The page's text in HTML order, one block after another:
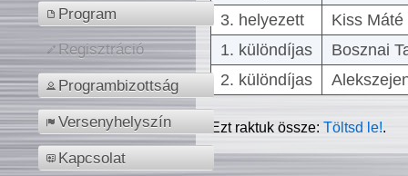
Program
Regisztráció
Programbizottság
Versenyhelyszín
Kapcsolat
3. helyezett
Kiss
1. különdíjas
Bosznai
2. különdíjas
Ezt raktuk össze:Töltsd le!.